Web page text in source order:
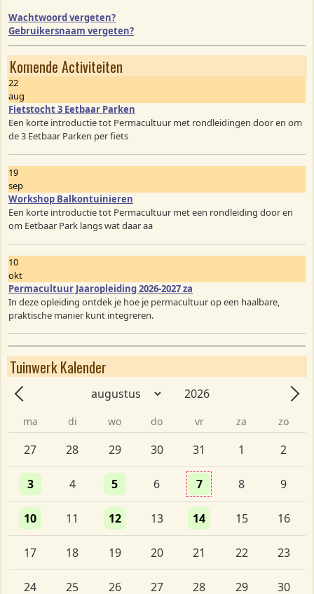
Wachtwoord vergeten?
Gebruikersnaam vergeten?
Komende Activiteiten
22
aug
Fietstocht 3 Eetbaar Parken
Een korte introductie tot Permacultuur met rondleidingen door en om
de 3 Eetbaar Parken per fiets
19
sep
Workshop Balkontuinieren
Een korte introductie tot Permacultuur met een rondleiding door en
om Eetbaar Park langs wat daar aa
10
okt
Permacultuur Jaaropleiding 2026-2027 za
In deze opleiding ontdek je hoe je permacultuur op een haalbare,
praktische manier kunt integreren.
Tuinwerk Kalender
Vorige - Maand
ma di wo do vr za zo
27
Eén evenement
28 29
Eén evenement
30 31
Eén evenement
1 2
3
Eén evenement
4 5
Eén evenement
6 7
Eén evenement
8 9
10
Eén evenement
11 12
Eén evenement
13 14
Eén evenement
15 16
17 18 19 20 21 22 23
24 25 26 27 28 29 30